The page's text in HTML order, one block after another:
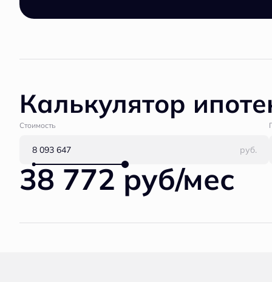
Калькулятор
Стоимость
руб.
38 772 руб/мес